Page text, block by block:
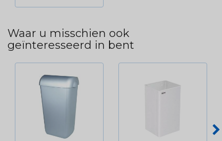
Waar u misschien ook
geïnteresseerd in bent